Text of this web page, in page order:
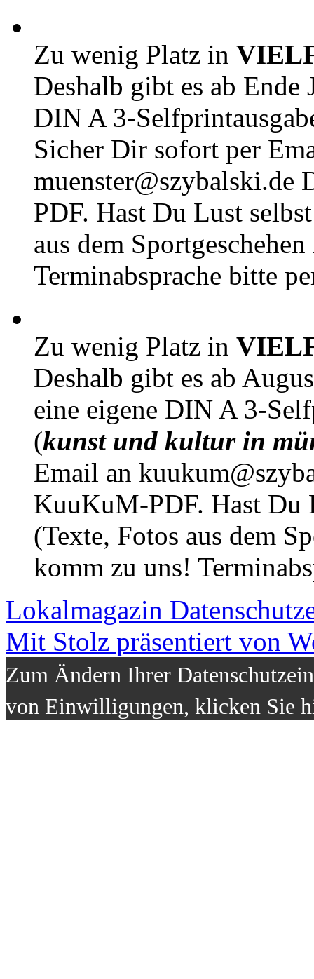
Zu wenig Platz in
Deshalb gibt es ab Ende
DIN A 3-
Sicher Dir sofort per
muenster@szybalski.de
PDF. Hast Du Lust
aus dem
Terminabsprache bitte
Zu wenig Platz in
Deshalb gibt es ab
eine eigene DIN A 3-
(kunst und kultur in
Email an
KuuKuM-PDF. Hast Du
(Texte, Fotos aus dem
komm zu uns!
Lokalmagazin
Mit Stolz präsentiert von
Zum Ändern Ihrer
von Einwilligungen, klicken Sie